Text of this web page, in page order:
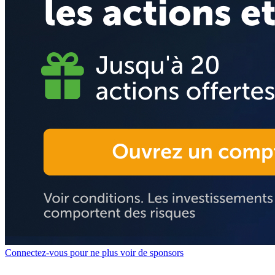
Connectez-vous pour ne plus voir de sponsors